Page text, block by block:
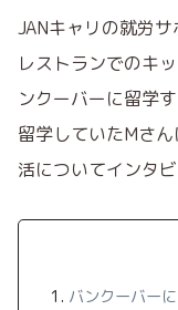
JANキャリの就労
レストランでのキ
ンクーバーに留学
留学していたMさ
活についてインタ
バンクーバー